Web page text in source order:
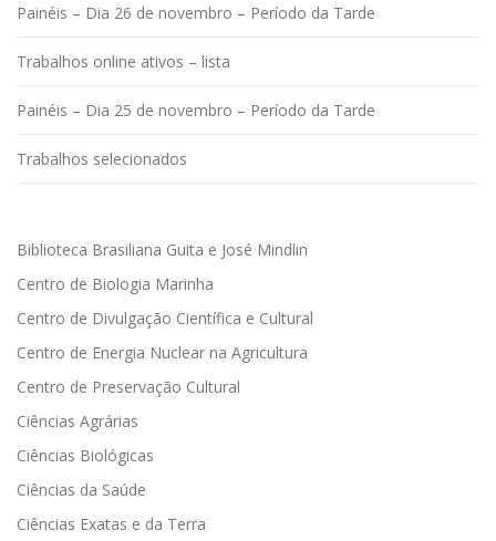
Painéis – Dia 26 de novembro – Período da Tarde
Trabalhos online ativos – lista
Painéis – Dia 25 de novembro – Período da Tarde
Trabalhos selecionados
Biblioteca Brasiliana Guita e José Mindlin
Centro de Biologia Marinha
Centro de Divulgação Científica e Cultural
Centro de Energia Nuclear na Agricultura
Centro de Preservação Cultural
Ciências Agrárias
Ciências Biológicas
Ciências da Saúde
Ciências Exatas e da Terra